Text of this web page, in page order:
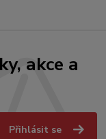
akce a
Přihlásit se